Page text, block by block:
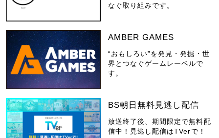
なぐ取り組みです。
AMBER GAMES
“おもしろい”を発見・発掘・世
界とつなぐゲームレーベルで
す。
BS朝日無料見逃し配信
放送終了後、期間限定で無料配
信中！見逃し配信はTVerで！